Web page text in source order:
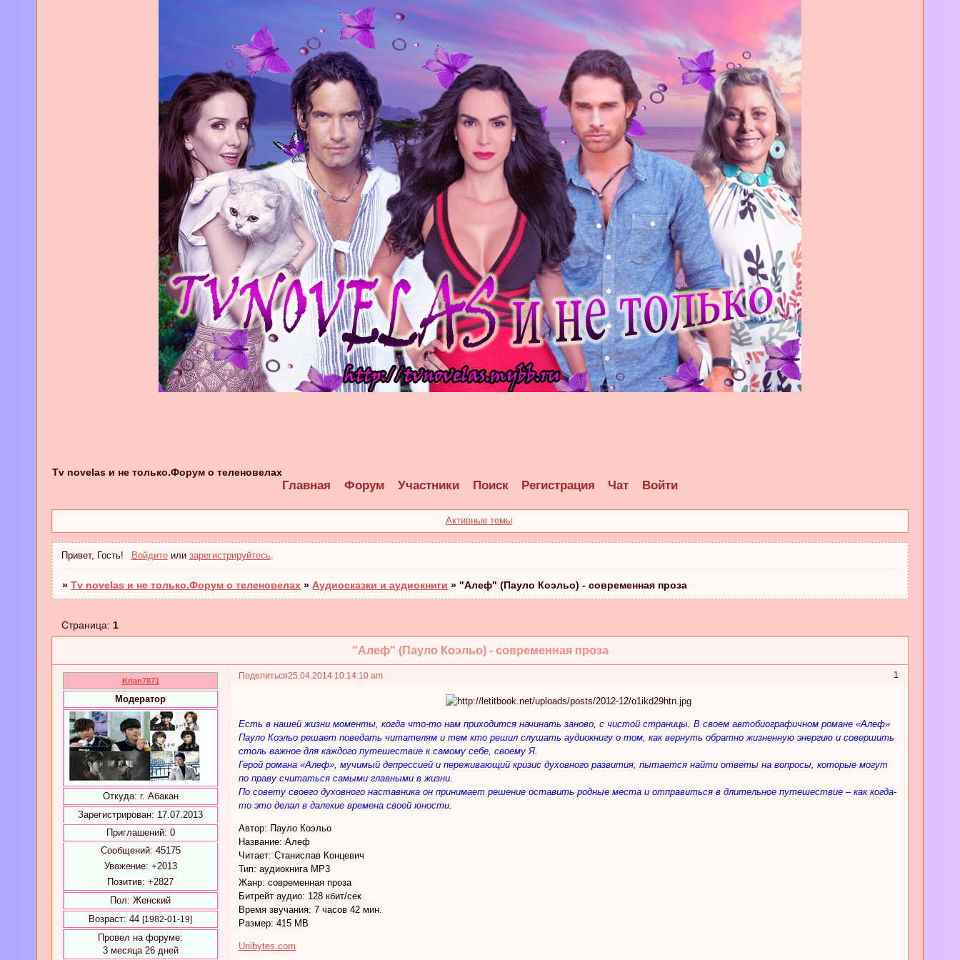
Tv novelas и не только.Форум о теленовелах
Главная Форум Участники Поиск Регистрация Чат Войти
Активные темы
Привет, Гость! Войдитеили зарегистрируйтесь.
»Tv novelas и не только.Форум о теленовелах »Аудиосказки и аудиокниги » "Алеф" (Пауло Коэльо) - современная проза
"Алеф" (Пауло Коэльо) - современная проза
Страница:1
Поделиться 1
25.04.2014 10:14:10 am
Krian7871
Модератор
Откуда: г. Абакан
Зарегистрирован: 17.07.2013
Приглашений: 0
Сообщений: 45175
Уважение: +2013
Позитив: +2827
Пол: Женский
Возраст: 44 [1982-01-19]
Провел на форуме:
3 месяца 26 дней
Есть в нашей жизни моменты, когда что-то нам приходится начинать заново, с чистой страницы. В своем автобиографичном романе «Алеф»
Пауло Коэльо решает поведать читателям и тем кто решил слушать аудиокнигу о том, как вернуть обратно жизненную энергию и совершить
столь важное для каждого путешествие к самому себе, своему Я.
Герой романа «Алеф», мучимый депрессией и переживающий кризис духовного развития, пытается найти ответы на вопросы, которые могут
по праву считаться самыми главными в жизни.
По совету своего духовного наставника он принимает решение оставить родные места и отправиться в длительное путешествие – как когда-
то это делал в далекие времена своей юности.
Автор: Пауло Коэльо
Название: Алеф
Читает: Станислав Концевич
Тип: аудиокнига MP3
Жанр: современная проза
Битрейт аудио: 128 кбит/сек
Время звучания: 7 часов 42 мин.
Размер: 415 MB
Unibytes.com